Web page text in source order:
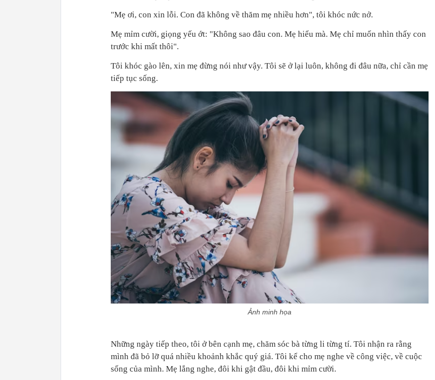
"Mẹ ơi, con xin lỗi. Con đã không về thăm mẹ nhiều hơn", tôi khóc nức nở.
Mẹ mỉm cười, giọng yếu ớt: "Không sao đâu con. Mẹ hiểu mà. Mẹ chỉ muốn nhìn thấy con
trước khi mất thôi".
Tôi khóc gào lên, xin mẹ đừng nói như vậy. Tôi sẽ ở lại luôn, không đi đâu nữa, chỉ cần mẹ
tiếp tục sống.
Ảnh minh họa
Những ngày tiếp theo, tôi ở bên cạnh mẹ, chăm sóc bà từng li từng tí. Tôi nhận ra rằng
mình đã bỏ lỡ quá nhiều khoảnh khắc quý giá. Tôi kể cho mẹ nghe về công việc, về cuộc
sống của mình. Mẹ lắng nghe, đôi khi gật đầu, đôi khi mỉm cười.